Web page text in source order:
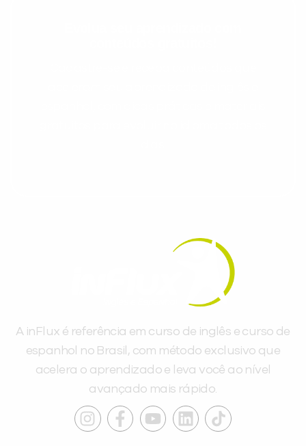
A inFlux é referência em curso de inglês e curso de
espanhol no Brasil, com método exclusivo que
acelera o aprendizado e leva você ao nível
avançado mais rápido.